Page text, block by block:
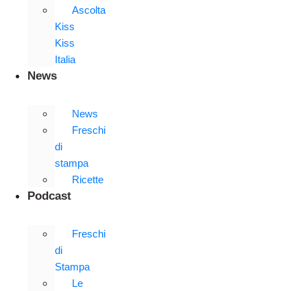
Ascolta
Kiss
Kiss
Italia
News
News
Freschi
di
stampa
Ricette
Podcast
Freschi
di
Stampa
Le